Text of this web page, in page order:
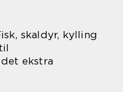
skaldyr, kylling
ekstra